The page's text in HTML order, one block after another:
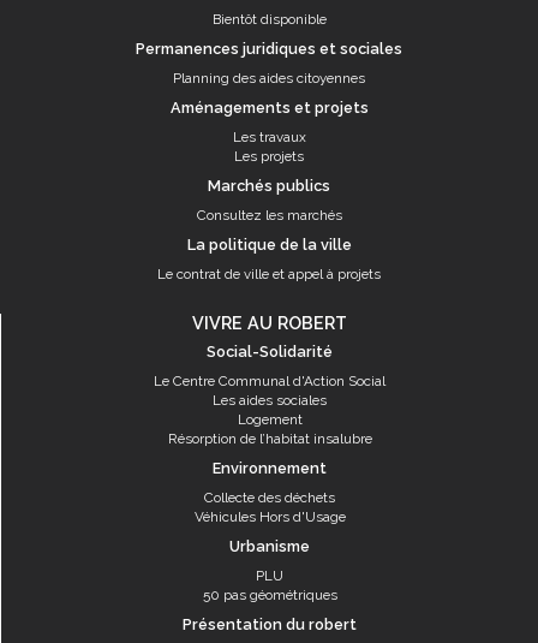
Bientôt disponible
Permanences juridiques et sociales
Planning des aides citoyennes
Aménagements et projets
Les travaux
Les projets
Marchés publics
Consultez les marchés
La politique de la ville
Le contrat de ville et appel à projets
VIVRE AU ROBERT
Social-Solidarité
Le Centre Communal d'Action Social
Les aides sociales
Logement
Résorption de l’habitat insalubre
Environnement
Collecte des déchets
Véhicules Hors d'Usage
Urbanisme
PLU
50 pas géométriques
Présentation du robert